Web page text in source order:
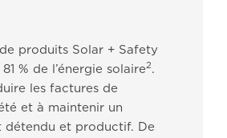
produits Solar + Safety
% de l’énergie solaire2.
les factures de
et à maintenir un
détendu et productif. De